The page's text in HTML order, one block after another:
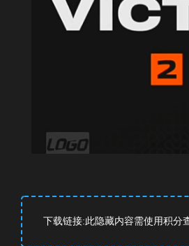
下载链接:此隐藏内容需使用积分